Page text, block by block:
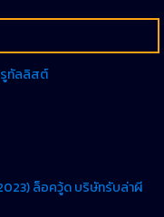
รูทัลลิสต์
ล็อควู้ด บริษัทรับล่าผี